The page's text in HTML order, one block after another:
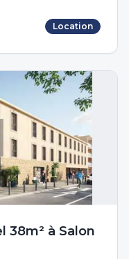
Location
38m² à Salon